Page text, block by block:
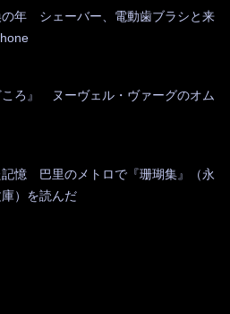
の年 シェーバー、電動歯ブラシと来
ころ』 ヌーヴェル・ヴァーグのオム
記憶 巴里のメトロで『珊瑚集』（永
）を読んだ